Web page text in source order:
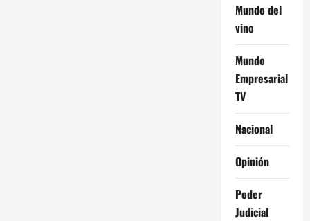
Mundo del
vino
Mundo
Empresarial
TV
Nacional
Opinión
Poder
Judicial